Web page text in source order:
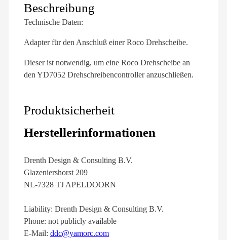
Beschreibung
Technische Daten:
Adapter für den Anschluß einer Roco Drehscheibe.
Dieser ist notwendig, um eine Roco Drehscheibe an
den YD7052 Drehschreibencontroller anzuschließen.
Produktsicherheit
Herstellerinformationen
Drenth Design & Consulting B.V.
Glazeniershorst 209
NL-7328 TJ APELDOORN
Liability: Drenth Design & Consulting B.V.
Phone: not publicly available
E-Mail: ddc@yamorc.com